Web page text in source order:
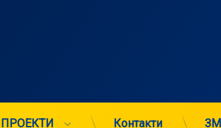
Контакти